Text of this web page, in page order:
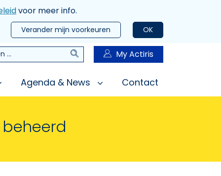
voor meer info.
OK
Verander mijn voorkeuren
Zoeken My Actiris
Agenda & News Contact